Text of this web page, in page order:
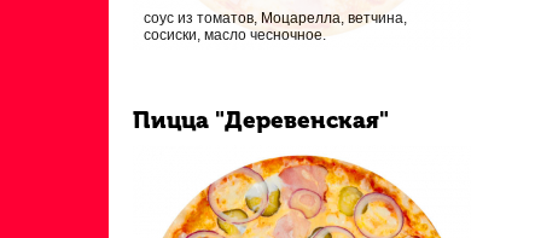
соус из томатов, Моцарелла, ветчина,
сосиски, масло чесночное.
Пицца "Деревенская"